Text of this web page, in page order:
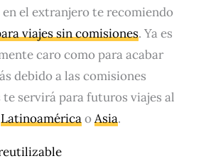
el extranjero te recomiendo
viajes sin comisiones. Ya es
caro como para acabar
debido a las comisiones
te servirá para futuros viajes al
LatinoaméricaoAsia.